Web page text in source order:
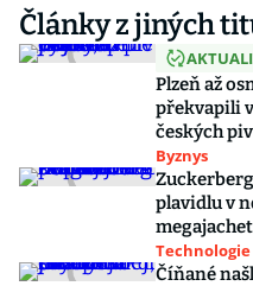
Články z jiných
Plzeň až
překvapili
českých piv
Byznys
plavidlu v
Číňané